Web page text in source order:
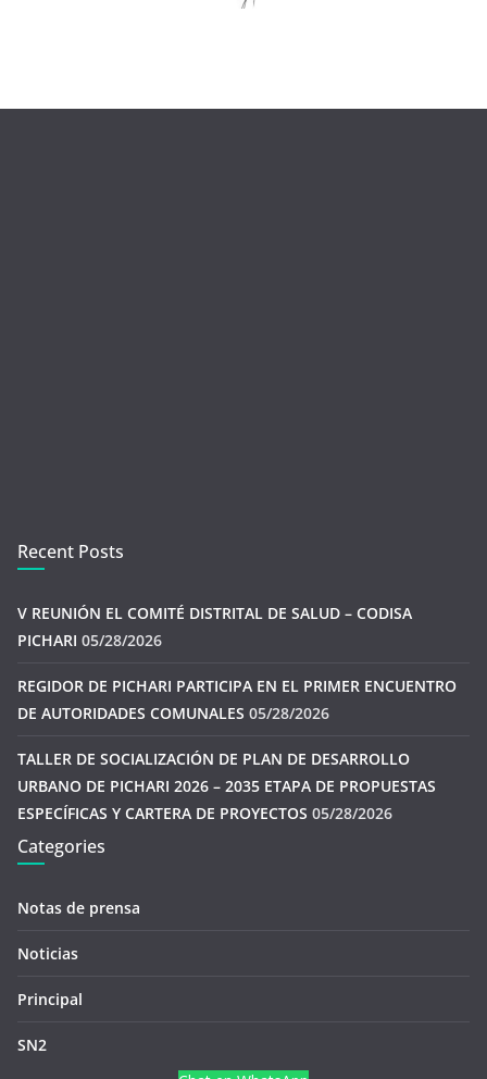
Recent Posts
V REUNIÓN EL COMITÉ DISTRITAL DE SALUD – CODISA
PICHARI 05/28/2026
REGIDOR DE PICHARI PARTICIPA EN EL PRIMER ENCUENTRO
DE AUTORIDADES COMUNALES 05/28/2026
TALLER DE SOCIALIZACIÓN DE PLAN DE DESARROLLO
URBANO DE PICHARI 2026 – 2035 ETAPA DE PROPUESTAS
ESPECÍFICAS Y CARTERA DE PROYECTOS 05/28/2026
Categories
Notas de prensa
Noticias
Principal
SN2